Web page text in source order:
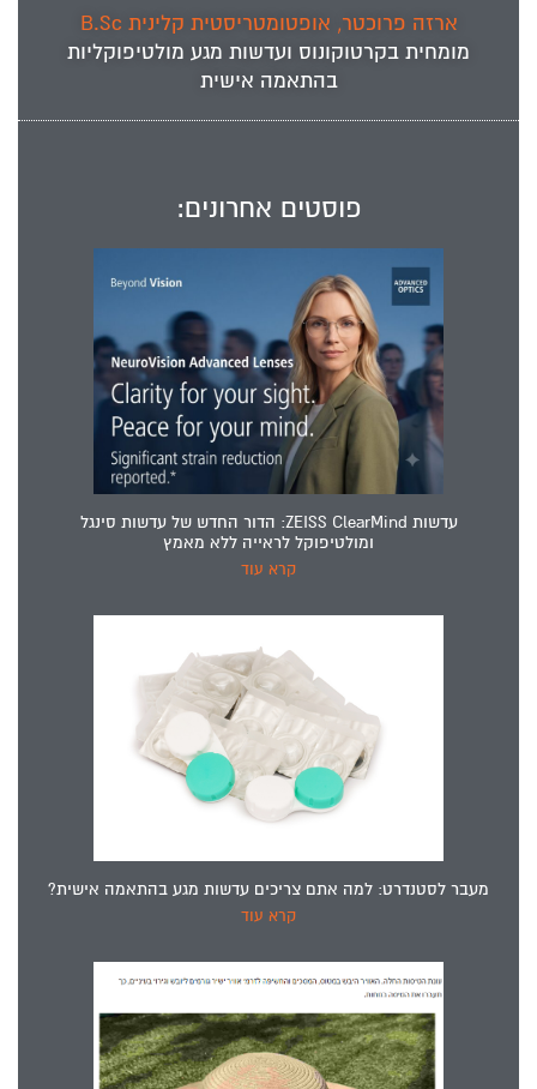
ארזה פרוכטר, אופטומטריסטית קלינית B.Sc
מומחית בקרטוקונוס ועדשות מגע מולטיפוקליות
בהתאמה אישית
פוסטים אחרונים:
עדשות ZEISS ClearMind: הדור החדש של עדשות סינגל
ומולטיפוקל לראייה ללא מאמץ
קרא עוד
מעבר לסטנדרט: למה אתם צריכים עדשות מגע בהתאמה אישית?
קרא עוד